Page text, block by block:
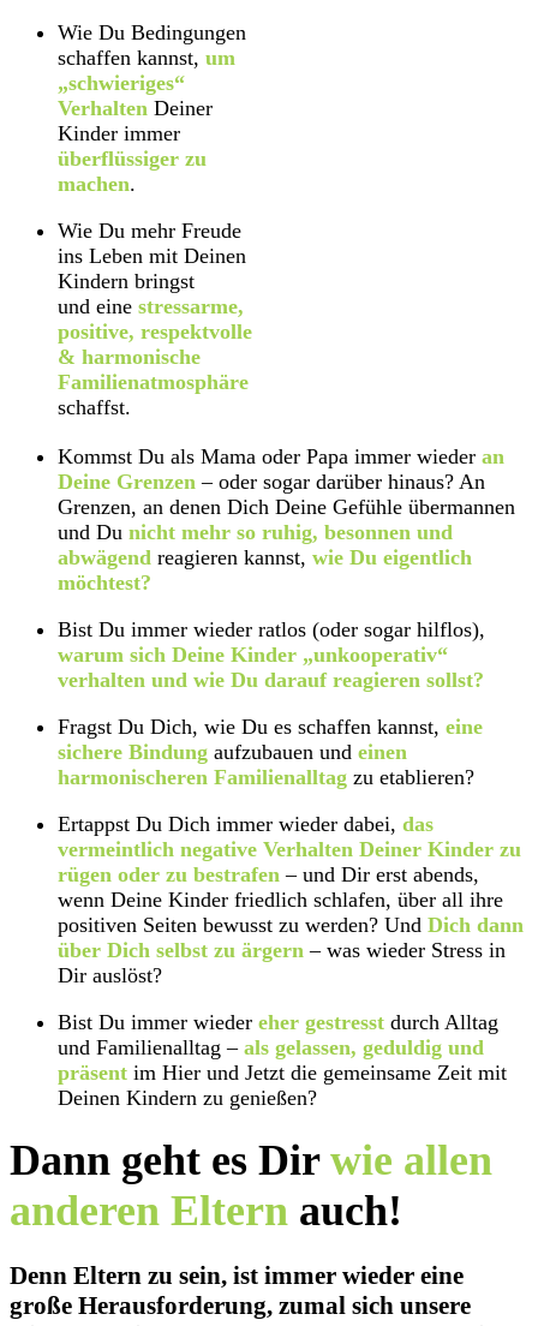
Wie Du Bedingungen
schaffen kannst, um
„schwieriges“
Verhalten Deiner
Kinder immer
überflüssiger zu
machen.
Wie Du mehr Freude
ins Leben mit Deinen
Kindern bringst
und eine stressarme,
positive, respektvolle
& harmonische
Familienatmosphäre
schaffst.
Kommst Du als Mama oder Papa immer wieder an
Deine Grenzen – oder sogar darüber hinaus? An
Grenzen, an denen Dich Deine Gefühle übermannen
und Du nicht mehr so ruhig, besonnen und
abwägend reagieren kannst, wie Du eigentlich
möchtest?
Bist Du immer wieder ratlos (oder sogar hilflos),
warum sich Deine Kinder „unkooperativ“
verhalten und wie Du darauf reagieren sollst?
Fragst Du Dich, wie Du es schaffen kannst, eine
sichere Bindung aufzubauen und einen
harmonischeren Familienalltag zu etablieren?
Ertappst Du Dich immer wieder dabei, das
vermeintlich negative Verhalten Deiner Kinder zu
rügen oder zu bestrafen – und Dir erst abends,
wenn Deine Kinder friedlich schlafen, über all ihre
positiven Seiten bewusst zu werden? Und Dich dann
über Dich selbst zu ärgern – was wieder Stress in
Dir auslöst?
Bist Du immer wieder eher gestresst durch Alltag
und Familienalltag – als gelassen, geduldig und
präsent im Hier und Jetzt die gemeinsame Zeit mit
Deinen Kindern zu genießen?
Dann geht es Dir wie allen
anderen Eltern auch!
Denn Eltern zu sein, ist immer wieder eine
große Herausforderung, zumal sich unsere